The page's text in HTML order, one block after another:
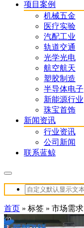
项目案例
机械五金
医疗实验
汽配工业
轨道交通
光学光电
航空航天
塑胶制造
半导体电子
新能源行业
珠宝首饰
新闻资讯
行业资讯
公司新闻
联系蓝鲸
首页 » 标签 » 市场需求